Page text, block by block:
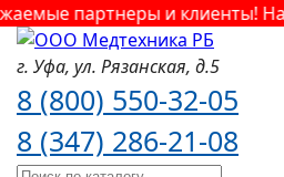
партнеры и клиенты!
г. Уфа, ул. Рязанская, д.5
8 (800) 550-32-05
8 (347) 286-21-08